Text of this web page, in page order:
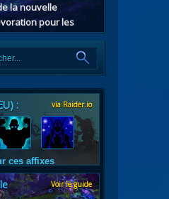
la nouvelle
pour les
: via Raider.io
ces affixes
Voir le guide